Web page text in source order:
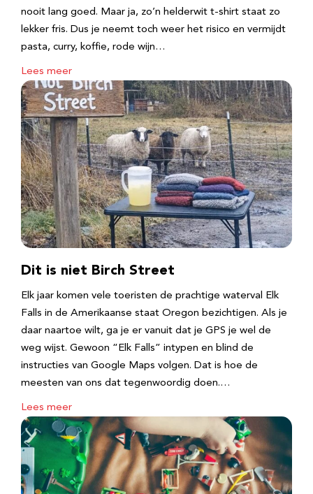
nooit lang goed. Maar ja, zo’n helderwit t-shirt staat zo
lekker fris. Dus je neemt toch weer het risico en vermijdt
pasta, curry, koffie, rode wijn…
Lees meer
Dit is niet Birch Street
Elk jaar komen vele toeristen de prachtige waterval Elk
Falls in de Amerikaanse staat Oregon bezichtigen. Als je
daar naartoe wilt, ga je er vanuit dat je GPS je wel de
weg wijst. Gewoon “Elk Falls” intypen en blind de
instructies van Google Maps volgen. Dat is hoe de
meesten van ons dat tegenwoordig doen.…
Lees meer